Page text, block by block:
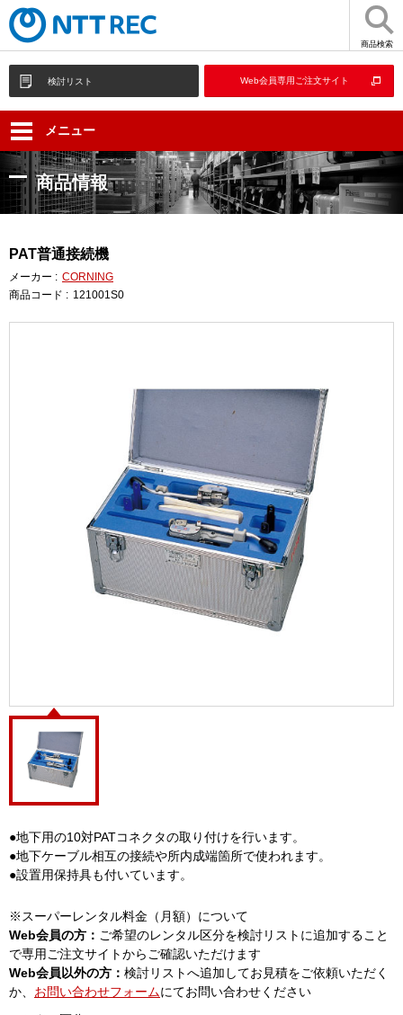
商品検索
検討リスト Web会員専用ご注文サイト
メニュー
商品情報
PAT普通接続機
メーカー : CORNING
商品コード : 121001S0
●地下用の10対PATコネクタの取り付けを行います。
●地下ケーブル相互の接続や所内成端箇所で使われます。
●設置用保持具も付いています。
※スーパーレンタル料金（月額）について
Web会員の方： ご希望のレンタル区分を検討リストに追加すること
で専用ご注文サイトからご確認いただけます
Web会員以外の方： 検討リストへ追加してお見積をご依頼いただく
か、 お問い合わせフォームにてお問い合わせください